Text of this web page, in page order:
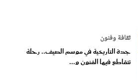
ثقافة وفنون
جدة التاريخية في موسم الصيف.. رحلة
تتقاطع فيها الفنون و...